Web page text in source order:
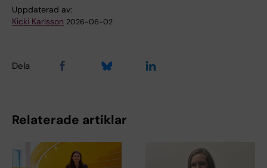
Uppdaterad av:
Kicki Karlsson 2026-06-02
Dela
Relaterade artiklar